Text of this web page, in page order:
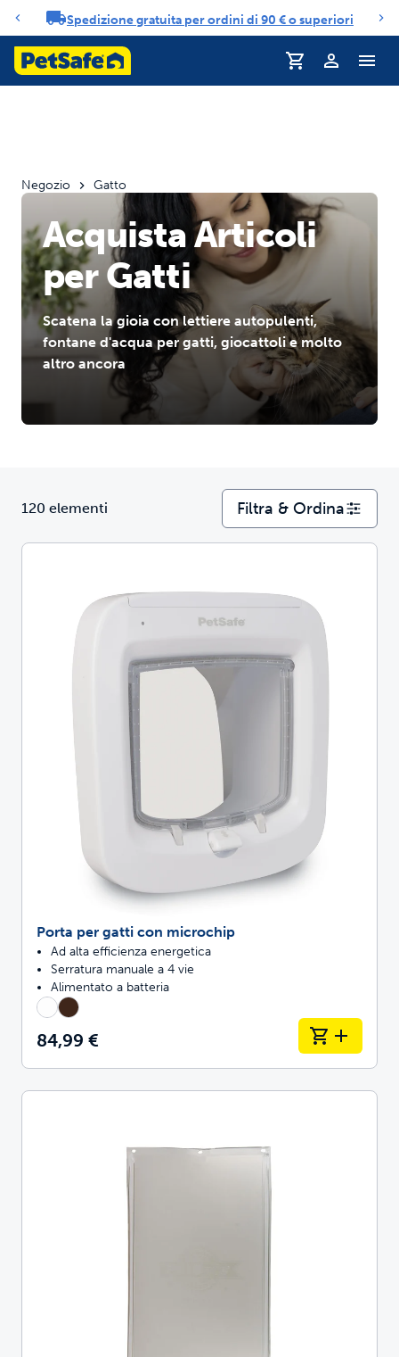
Carosello di notificheSpedizione gratuita per ordini di 90 € o superiori
Profilo
Negozio Gatto
Acquista Articoli
per Gatti
Scatena la gioia con lettiere autopulenti,
fontane d'acqua per gatti, giocattoli e molto
altro ancora
120 elementi Filtra & Ordina
Porta per gatti con microchip
Ad alta efficienza energetica
Serratura manuale a 4 vie
Alimentato a batteria
84,99 €